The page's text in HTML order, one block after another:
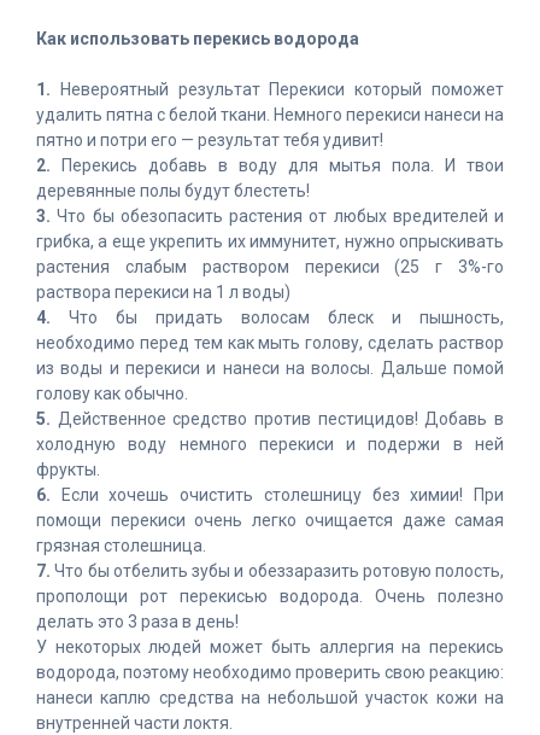
Как использовать перекись водорода
1.
Невероятный результат Перекиси который поможет
удалить пятна с белой ткани. Немного перекиси нанеси на
пятно и потри его — результат тебя удивит!
2.
Перекись добавь в воду для мытья пола. И твои
деревянные полы будут блестеть!
3. Что бы обезопасить растения от любых вредителей и
грибка, а еще укрепить их иммунитет, нужно опрыскивать
растения слабым раствором перекиси (25 г 3%-го
раствора перекиси на 1 л воды)
4. Что бы придать волосам блеск и пышность,
необходимо перед тем как мыть голову, сделать раствор
из воды и перекиси и нанеси на волосы. Дальше помой
голову как обычно.
5. Действенное средство против пестицидов! Добавь в
холодную воду немного перекиси и подержи в ней
фрукты.
6. Если хочешь очистить столешницу без химии! При
помощи перекиси очень легко очищается даже самая
грязная столешница.
7. Что бы отбелить зубы и обеззаразить ротовую полость,
прополощи рот перекисью водорода. Очень полезно
делать это 3 раза в день!
У некоторых людей может быть аллергия на перекись
водорода, поэтому необходимо проверить свою реакцию:
нанеси каплю средства на небольшой участок кожи на
внутренней части локтя.